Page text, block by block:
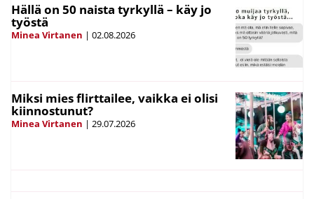
Hällä on 50 naista tyrkyllä – käy jo
työstä
Minea Virtanen | 02.08.2026
Miksi mies flirttailee, vaikka ei olisi
kiinnostunut?
Minea Virtanen | 29.07.2026